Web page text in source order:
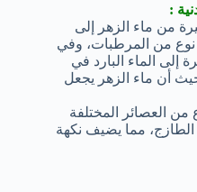
من ماء الزهر إلى
من المرطبات، وفي
إلى الماء البارد في
حيث أن ماء الزهر يجعل
من العصائر المختلفة
الطازج، مما يضيف نكهة